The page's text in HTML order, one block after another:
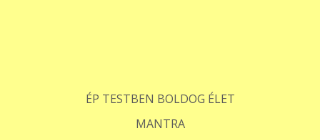
ÉP TESTBEN BOLDOG ÉLET
MANTRA